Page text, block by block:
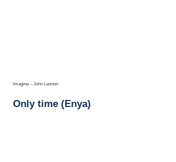
Imagine – John Lennon
Only time (Enya)